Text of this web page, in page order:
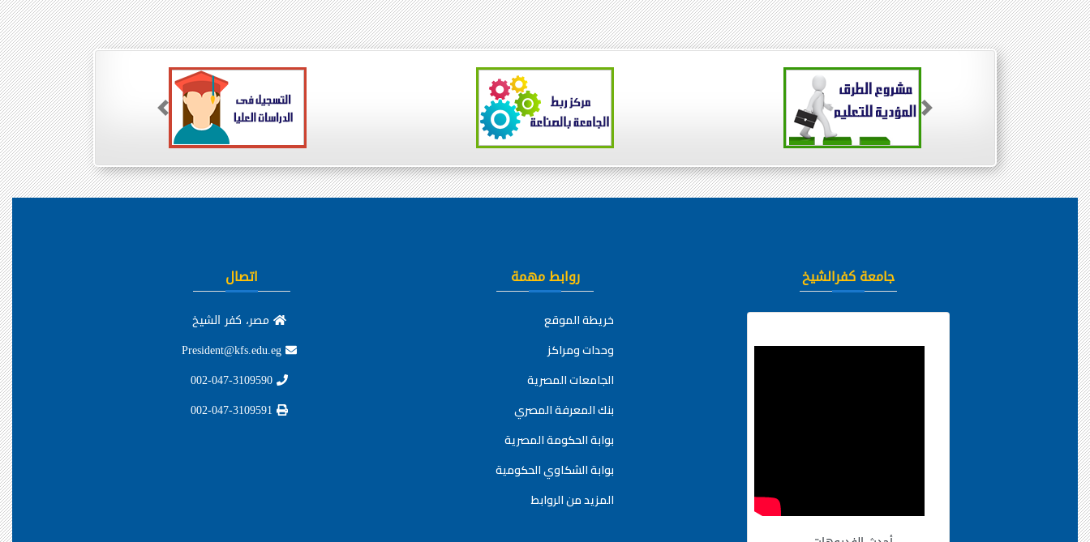
Previous Next
جامعة كفرالشيخ روابط مهمة
خريطة الموقع
وحدات ومراكز
الجامعات المصرية
بنك المعرفة المصري
بوابة الحكومة المصرية
بوابة الشكاوي الحكومية
المزيد من الروابط
اتصال
مصر، كفر الشيخ